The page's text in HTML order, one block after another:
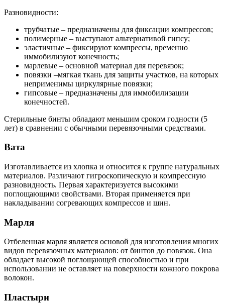
Разновидности:
трубчатые – предназначены для фиксации компрессов;
полимерные – выступают альтернативой гипсу;
эластичные – фиксируют компрессы, временно
иммобилизуют конечность;
марлевые – основной материал для перевязок;
повязки –мягкая ткань для защиты участков, на которых
неприменимы циркулярные повязки;
гипсовые – предназначены для иммобилизации
конечностей.
Стерильные бинты обладают меньшим сроком годности (5
лет) в сравнении с обычными перевязочными средствами.
Вата
Изготавливается из хлопка и относится к группе натуральных
материалов. Различают гигроскопическую и компрессную
разновидность. Первая характеризуется высокими
поглощающими свойствами. Вторая применяется при
накладывании согревающих компрессов и шин.
Марля
Отбеленная марля является основой для изготовления многих
видов перевязочных материалов: от бинтов до повязок. Она
обладает высокой поглощающей способностью и при
использовании не оставляет на поверхности кожного покрова
волокон.
Пластыри